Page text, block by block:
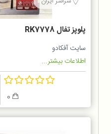
پلوپز تفال RK7778
سایت آفکادو
اطلاعات بیشتر...